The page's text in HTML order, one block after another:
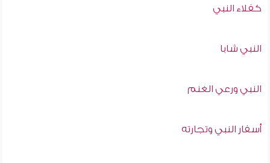
كفلاء النبي
النبي شابا
النبي ورعي الغنم
أسفار النبي وتجارته